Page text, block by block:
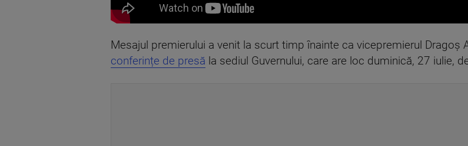
Mesajul premierului a venit la scurt timp înainte ca vicepremierul Dragoș
conferințe de presă la sediul Guvernului, care are loc duminică, 27 iulie,